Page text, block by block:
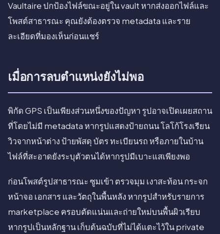
Vaultaire ปกป้องไฟล์ขณะอยู่ใน vault หากส่งออกไฟล์และ
โพสต์สาธารณะ คุณยังต้องตรวจ metadata และราย
ละเอียดที่มองเห็นก่อนแชร์
เมื่อการลบตำแหน่งยังไม่พอ
พิกัด GPS เป็นเพียงส่วนหนึ่งของปัญหา รูปอาจเปิดเผยสถาน
ที่โดยไม่มี metadata หากรูปแสดงป้ายถนน โลโก้โรงเรียน
วิวจากหน้าต่าง ป้ายพัสดุ บัตร ทะเบียนรถ หรือภายในบ้าน
ไฟล์ที่สะอาดยังระบุตัวตนได้หากรูปมีเบาะแสเพียงพอ
ก่อนโพสต์รูปสาธารณะ ซูมเข้า ตรวจมุม เงาสะท้อน กระจก
หน้าจอ เอกสาร และวัตถุในพื้นหลัง หากรูปสำหรับรายการ
marketplace ครอบตัดแน่นและถ่ายใหม่บนพื้นผิวเรียบ
หากรูปเป็นหลักฐาน เก็บต้นฉบับที่ไม่ได้แตะไว้ใน private